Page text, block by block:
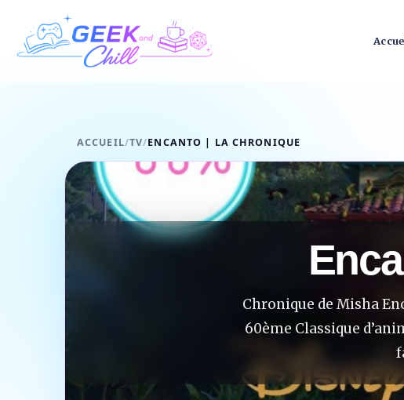
Aller au contenu
ACCUEIL/TV/ENCANTO | LA CHRONIQUE
Chronique de Misha
60ème Classique